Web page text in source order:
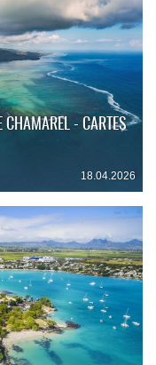
CHAMAREL - CARTES
18.04.2026